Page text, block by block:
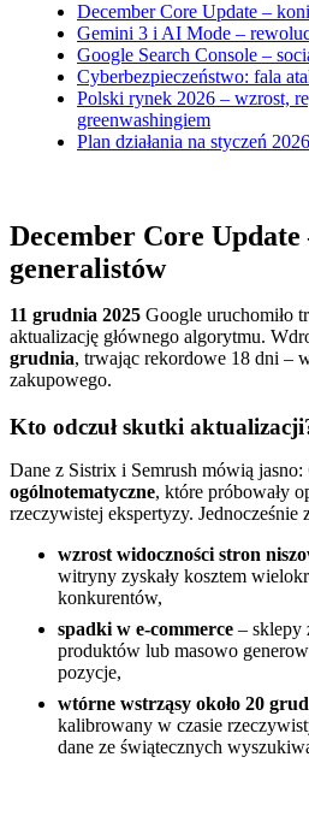
December Core Update –
Gemini 3 i AI Mode –
Google Search Console –
Cyberbezpieczeństwo: fala
Polski rynek 2026 – wzrost,
greenwashingiem
Plan działania na styczeń 2026
December Core
generalistów
11 grudnia 2025 Google uruchomiło
aktualizację głównego algorytmu.
grudnia, trwając rekordowe 18 dni –
zakupowego.
Kto odczuł skutki
Dane z Sistrix i Semrush mówią jasno:
ogólnotematyczne, które próbowały
rzeczywistej ekspertyzy. Jednocześnie
wzrost widoczności stron
witryny zyskały kosztem
konkurentów,
spadki w e-commerce – sklepy
produktów lub masowo
pozycje,
wtórne wstrząsy około 20
kalibrowany w czasie
dane ze świątecznych